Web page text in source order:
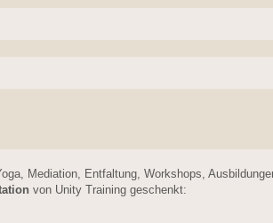
Mediation, Entfaltung, Workshops,
von Unity Training geschenkt: